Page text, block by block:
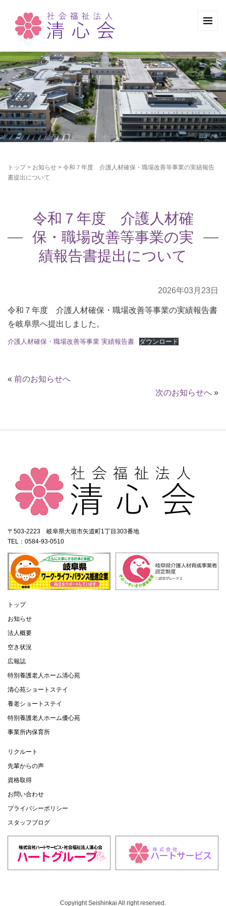
トップ> お知らせ > 令和７年度 介護人材確保・職場改善等事業の実績報告
書提出について
令和７年度 介護人材確
保・職場改善等事業の実
績報告書提出について
2026年03月23日
令和７年度 介護人材確保・職場改善等事業の実績報告書
を岐阜県へ提出しました。
介護人材確保・職場改善等事業 実績報告書 ダウンロード
« 前のお知らせへ
次のお知らせへ »
〒503-2223 岐阜県大垣市矢道町1丁目303番地
TEL：0584-93-0510
トップ
お知らせ
法人概要
空き状況
広報誌
特別養護老人ホーム清心苑
清心苑ショートステイ
養老ショートステイ
特別養護老人ホーム優心苑
事業所内保育所
リクルート
先輩からの声
資格取得
お問い合わせ
プライバシーポリシー
スタッフブログ
Copyright Seishinkai All right reserved.